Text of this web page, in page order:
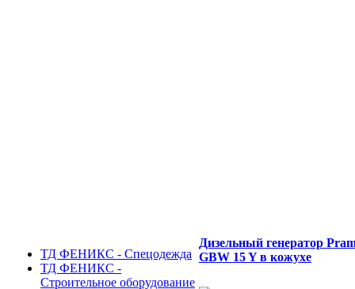
ТД ФЕНИКС - Спецодежда
ТД ФЕНИКС -
Строительное оборудование
Дизельный генератор
GBW 15 Y в кожухе